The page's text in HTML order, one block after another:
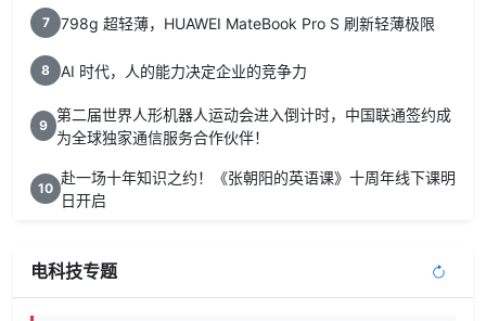
7 798g 超轻薄，HUAWEI MateBook Pro S 刷新轻薄极限
8 AI 时代，人的能力决定企业的竞争力
9
第二届世界人形机器人运动会进入倒计时，中国联通签约成
为全球独家通信服务合作伙伴！
10
赴一场十年知识之约！《张朝阳的英语课》十周年线下课明
日开启
电科技专题